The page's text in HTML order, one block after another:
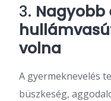
3. Nagyobb
volna
A gyermeknevelés
büszkeség,